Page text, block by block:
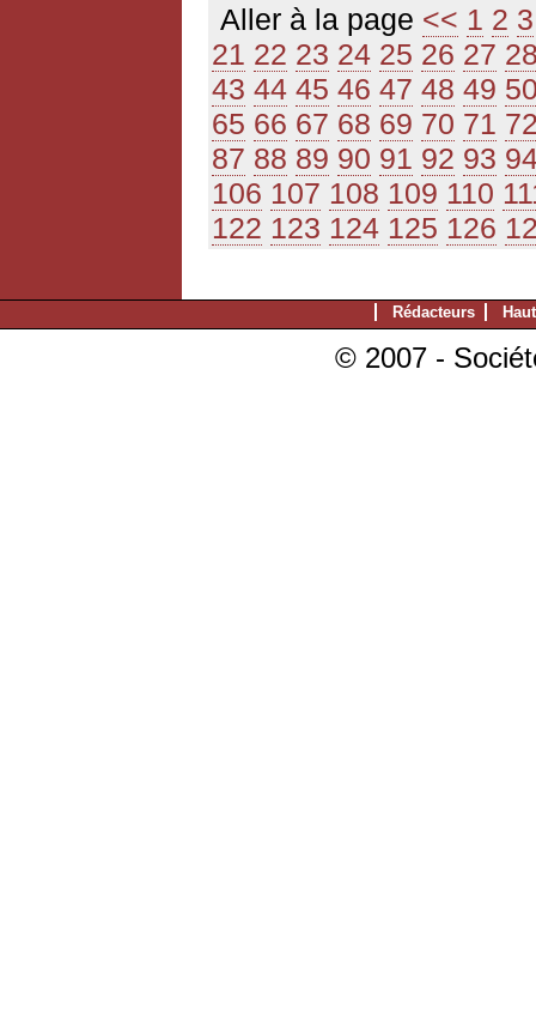
Aller à la page << 1 2 3
21 22 23 24 25 26 27
43 44 45 46 47 48 49
65 66 67 68 69 70 71
87 88 89 90 91 92 93
106 107 108 109 110
122 123 124 125 126
Rédacteurs
© 2007 -